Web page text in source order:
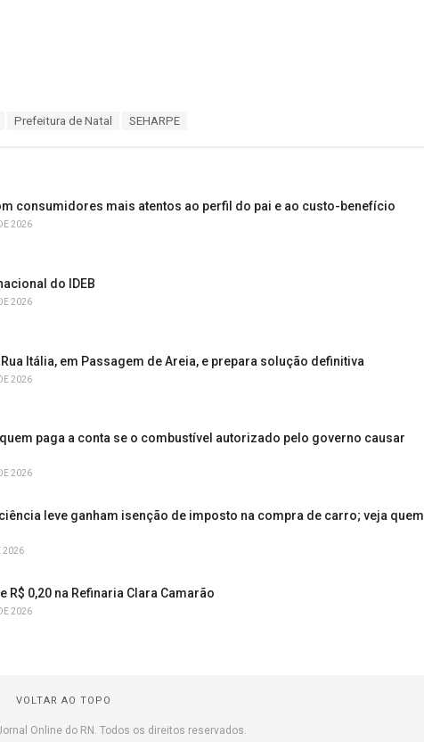
Prefeitura de Natal SEHARPE
consumidores mais atentos ao perfil do pai e ao custo-benefício
2026
do IDEB
2026
Itália, em Passagem de Areia, e prepara solução definitiva
2026
paga a conta se o combustível autorizado pelo governo causar
2026
leve ganham isenção de imposto na compra de carro; veja quem
2026
0,20 na Refinaria Clara Camarão
2026
VOLTAR AO TOPO
Online do RN. Todos os direitos reservados.